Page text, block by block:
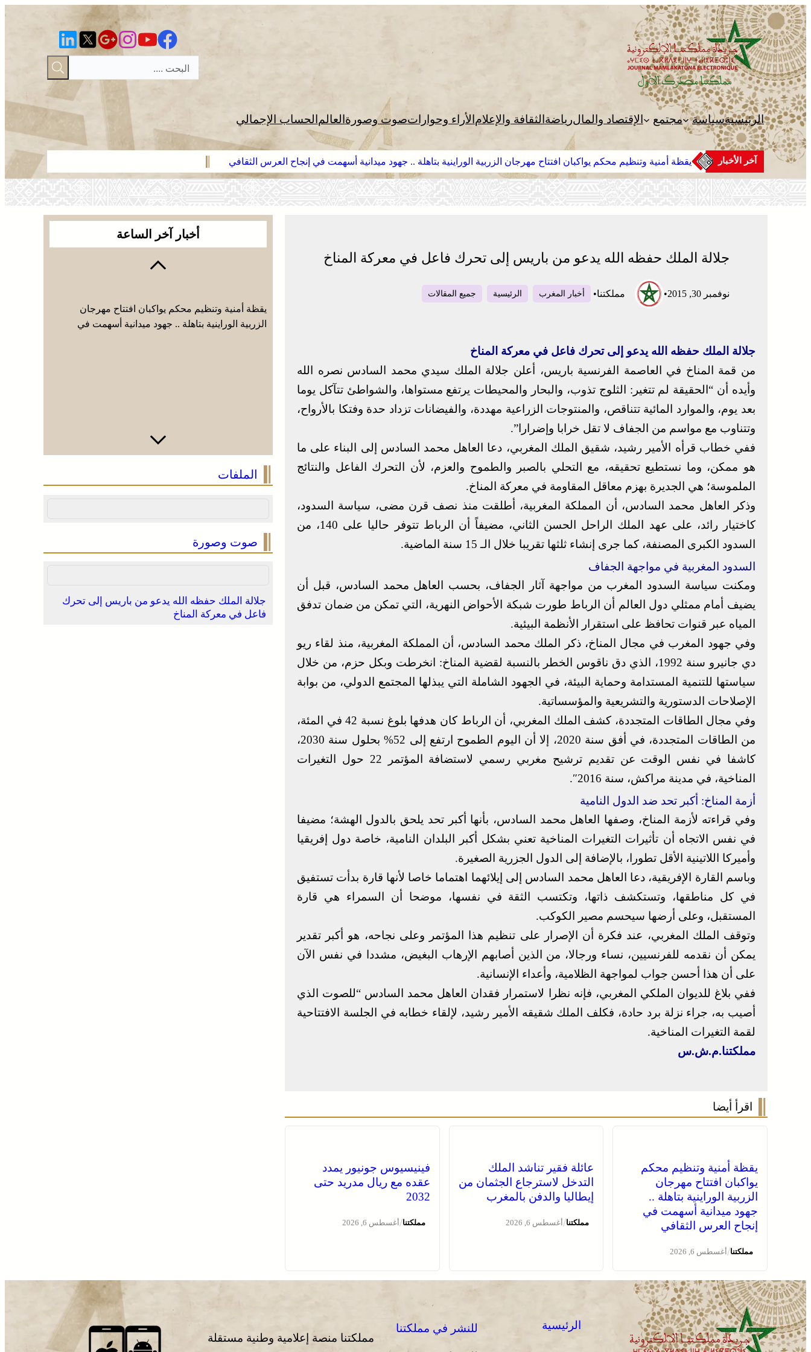
تخطى
إلى
المحتوى
الرئيسيةسياسة مجتمع الإقتصاد والمالرياضة الثقافة والإعلام الأراء وحواراتصوت وصورة العالم الحساب الإجمالي
آخر الأخبار يقظة أمنية وتنظيم محكم يواكبان افتتاح مهرجان الزربية الوراينية بتاهلة .. جهود ميدانية أسهمت في إنجاح العرس الثقافي عائلة
جلالة الملك حفظه الله يدعو من باريس إلى تحرك فاعل في معركة المناخ
نوفمبر 30, 2015 • مملكتنا• أخبار المغرب الرئيسية جميع المقالات
جلالة الملك حفظه الله يدعو إلى تحرك فاعل في معركة المناخ
من قمة المناخ في العاصمة الفرنسية باريس، أعلن جلالة الملك سيدي محمد السادس نصره الله
وأيده أن “الحقيقة لم تتغير: الثلوج تذوب، والبحار والمحيطات يرتفع مستواها، والشواطئ تتآكل يوما
بعد يوم، والموارد المائية تتناقص، والمنتوجات الزراعية مهددة، والفيضانات تزداد حدة وفتكا بالأرواح،
وتتناوب مع مواسم من الجفاف لا تقل خرابا وإضرارا”.
ففي خطاب قرأه الأمير رشيد، شقيق الملك المغربي، دعا العاهل محمد السادس إلى البناء على ما
هو ممكن، وما نستطيع تحقيقه، مع التحلي بالصبر والطموح والعزم، لأن التحرك الفاعل والنتائج
الملموسة؛ هي الجديرة بهزم معاقل المقاومة في معركة المناخ.
وذكر العاهل محمد السادس، أن المملكة المغربية، أطلقت منذ نصف قرن مضى، سياسة السدود،
كاختيار رائد، على عهد الملك الراحل الحسن الثاني، مضيفاً أن الرباط تتوفر حاليا على 140، من
السدود الكبرى المصنفة، كما جرى إنشاء ثلثها تقريبا خلال الـ 15 سنة الماضية.
السدود المغربية في مواجهة الجفاف
ومكنت سياسة السدود المغرب من مواجهة آثار الجفاف، بحسب العاهل محمد السادس، قبل أن
يضيف أمام ممثلي دول العالم أن الرباط طورت شبكة الأحواض النهرية، التي تمكن من ضمان تدفق
المياه عبر قنوات تحافظ على استقرار الأنظمة البيئية.
وفي جهود المغرب في مجال المناخ، ذكر الملك محمد السادس، أن المملكة المغربية، منذ لقاء ريو
دي جانيرو سنة 1992، الذي دق ناقوس الخطر بالنسبة لقضية المناخ: انخرطت وبكل حزم، من خلال
سياستها للتنمية المستدامة وحماية البيئة، في الجهود الشاملة التي يبذلها المجتمع الدولي، من بوابة
الإصلاحات الدستورية والتشريعية والمؤسساتية.
وفي مجال الطاقات المتجددة، كشف الملك المغربي، أن الرباط كان هدفها بلوغ نسبة 42 في المئة،
من الطاقات المتجددة، في أفق سنة 2020، إلا أن اليوم الطموح ارتفع إلى 52% بحلول سنة 2030،
كاشفا في نفس الوقت عن تقديم ترشيح مغربي رسمي لاستضافة المؤتمر 22 حول التغيرات
المناخية، في مدينة مراكش، سنة 2016″.
أزمة المناخ: أكبر تحد ضد الدول النامية
وفي قراءته لأزمة المناخ، وصفها العاهل محمد السادس، بأنها أكبر تحد يلحق بالدول الهشة؛ مضيفا
في نفس الاتجاه أن تأثيرات التغيرات المناخية تعني بشكل أكبر البلدان النامية، خاصة دول إفريقيا
وأميركا اللاتينية الأقل تطورا، بالإضافة إلى الدول الجزرية الصغيرة.
وباسم القارة الإفريقية، دعا العاهل محمد السادس إلى إيلائهما اهتماما خاصا لأنها قارة بدأت تستفيق
في كل مناطقها، وتستكشف ذاتها، وتكتسب الثقة في نفسها، موضحا أن السمراء هي قارة
المستقبل، وعلى أرضها سيحسم مصير الكوكب.
وتوقف الملك المغربي، عند فكرة أن الإصرار على تنظيم هذا المؤتمر وعلى نجاحه، هو أكبر تقدير
يمكن أن نقدمه للفرنسيين، نساء ورجالا، من الذين أصابهم الإرهاب البغيض، مشددا في نفس الآن
على أن هذا أحسن جواب لمواجهة الظلامية، وأعداء الإنسانية.
ففي بلاغ للديوان الملكي المغربي، فإنه نظرا لاستمرار فقدان العاهل محمد السادس “للصوت الذي
أصيب به، جراء نزلة برد حادة، فكلف الملك شقيقه الأمير رشيد، لإلقاء خطابه في الجلسة الافتتاحية
لقمة التغيرات المناخية.
مملكتنا.م.ش.س
اقرأ أيضا
يقظة أمنية وتنظيم محكم
يواكبان افتتاح مهرجان
الزربية الوراينية بتاهلة ..
جهود ميدانية أسهمت في
إنجاح العرس الثقافي
مملكتنا/أغسطس 6, 2026
عائلة فقير تناشد الملك
التدخل لاسترجاع الجثمان من
إيطاليا والدفن بالمغرب
مملكتنا/أغسطس 6, 2026
فينيسيوس جونيور يمدد
عقده مع ريال مدريد حتى
2032
مملكتنا/أغسطس 6, 2026
أخبار آخر الساعة
يقظة أمنية وتنظيم محكم يواكبان افتتاح مهرجان
الزربية الوراينية بتاهلة .. جهود ميدانية أسهمت في
الملفات
صوت وصورة
جلالة الملك حفظه الله يدعو من باريس إلى تحرك
فاعل في معركة المناخ
الرئيسية للنشر في مملكتنا
مملكتنا منصة إعلامية وطنية مستقلة